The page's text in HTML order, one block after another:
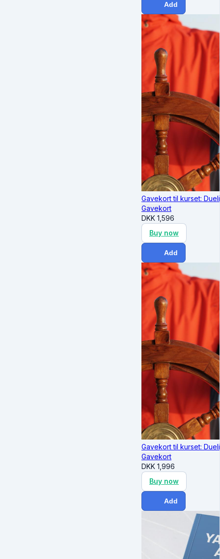
Add
Gavekort til kurset:
Gavekort
DKK 1,596
Buy now
Add
Gavekort til kurset:
Gavekort
DKK 1,996
Buy now
Add